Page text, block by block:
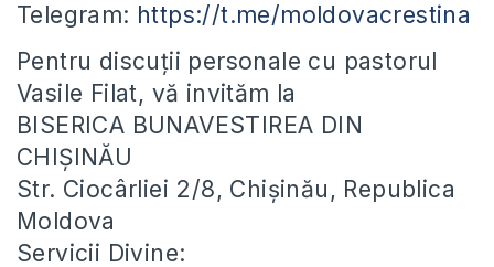
Telegram: https://t.me/moldovacrestina
Pentru discuții personale cu pastorul
Vasile Filat, vă invităm la
BISERICA BUNAVESTIREA DIN
CHIȘINĂU
Str. Ciocârliei 2/8, Chișinău, Republica
Moldova
Servicii Divine: